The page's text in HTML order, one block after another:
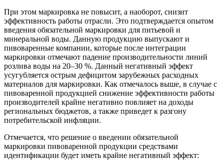
При этом маркировка не повысит, а наоборот, снизит
эффективность работы отрасли. Это подтверждается опытом
введения обязательной маркировки для питьевой и
минеральной воды. Данную продукцию выпускают и
пивоваренные компании, которые после интеграции
маркировки отмечают падение производительности линий
розлива воды на 20‒30 %. Данный негативный эффект
усугубляется острым дефицитом зарубежных расходных
материалов для маркировки. Как отмечалось выше, в случае с
пивоваренной продукцией снижение эффективности работы
производителей крайне негативно повлияет на доходы
региональных бюджетов, а также приведет к разгону
потребительской инфляции.
Отмечается, что решение о введении обязательной
маркировки пивоваренной продукции средствами
идентификации будет иметь крайне негативный эффект: